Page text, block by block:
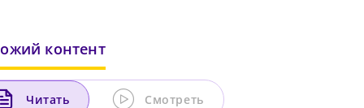
контент
Читать Смотреть